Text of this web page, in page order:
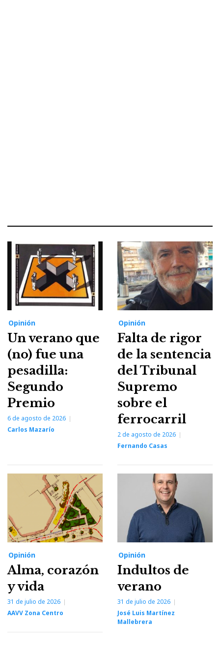
Opinión
Un verano que
(no) fue una
pesadilla:
Segundo
Premio
6 de agosto de 2026
Carlos Mazarío
Opinión
Falta de rigor
de la sentencia
del Tribunal
Supremo
sobre el
ferrocarril
2 de agosto de 2026
Fernando Casas
Opinión
Alma, corazón
y vida
31 de julio de 2026
AAVV Zona Centro
Opinión
Indultos de
verano
31 de julio de 2026
José Luis Martínez
Mallebrera